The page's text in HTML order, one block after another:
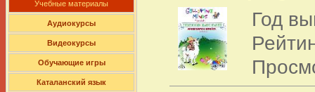
Учебные материалы
Аудиокурсы
Видеокурсы
Обучающие игры
Каталанский язык
Год